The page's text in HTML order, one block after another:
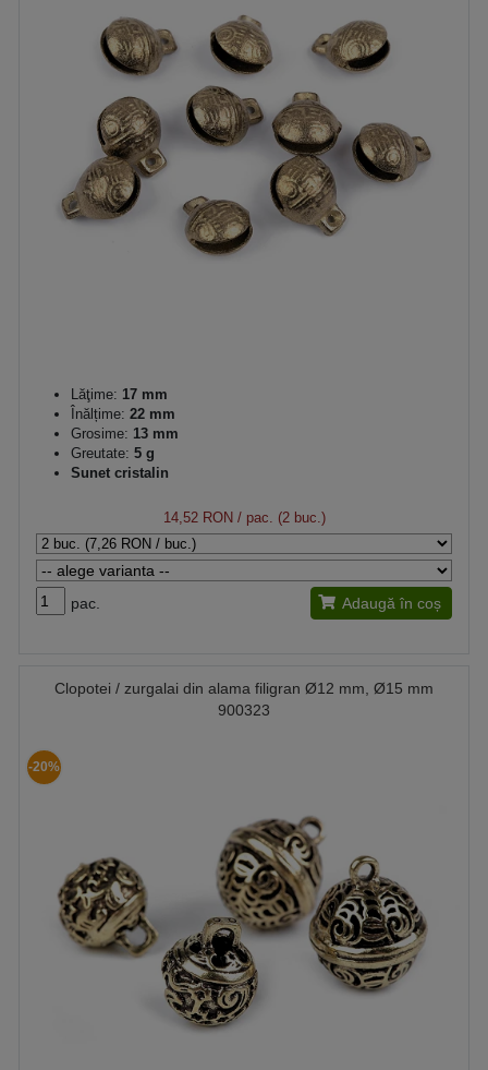
Lăţime: 17 mm
Înălțime: 22 mm
Grosime: 13 mm
Greutate: 5 g
Sunet cristalin
14,52 RON / pac. (2 buc.)
pac. Adaugă în coș
Clopotei / zurgalai din alama filigran Ø12 mm, Ø15 mm
900323
-20%